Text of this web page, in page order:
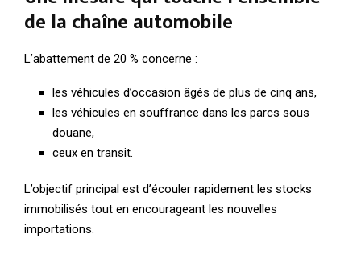
de la chaîne automobile
L’abattement de 20 % concerne :
les véhicules d’occasion âgés de plus de cinq ans,
les véhicules en souffrance dans les parcs sous
douane,
ceux en transit.
L’objectif principal est d’écouler rapidement les stocks
immobilisés tout en encourageant les nouvelles
importations.